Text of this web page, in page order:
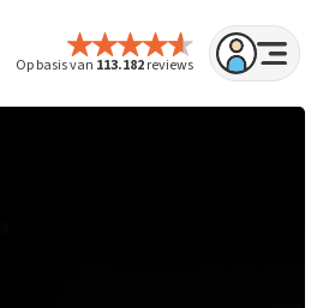
Op basis van 113.182reviews